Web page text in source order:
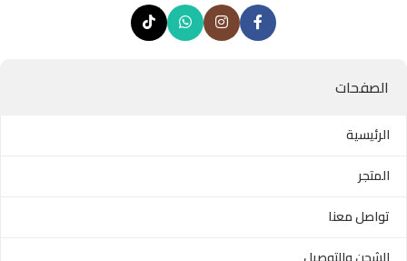
الصفحات
الرئيسية
المتجر
تواصل معنا